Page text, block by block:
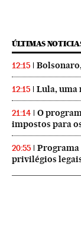
ÚLTIMAS
12:15
12:15 Lula, uma
21:14
O
impostos para
20:55
privilégios